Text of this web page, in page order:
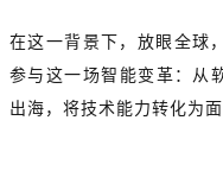
在这一背景下，放眼全球
参与这一场智能变革：从
出海，将技术能力转化为